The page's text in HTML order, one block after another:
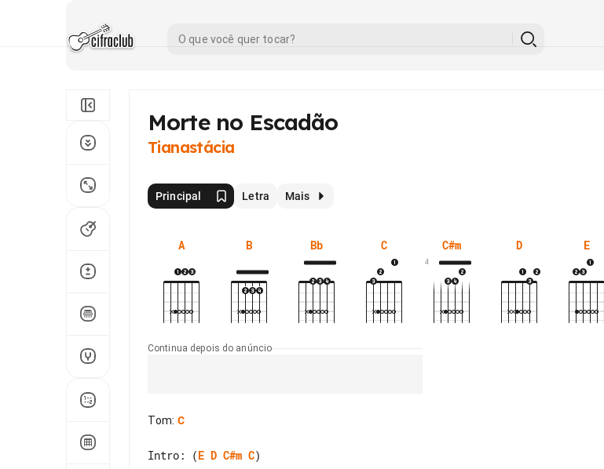
Morte no Escadão
Tianastácia
Principal Letra Mais
A B Bb C C#m
4
D E
Continua depois do anúncio
Tom: C
Intro: (E D C#m C)